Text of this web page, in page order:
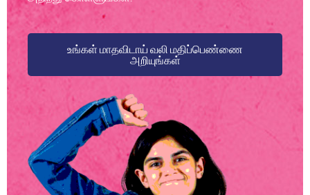
உங்கள் மாதவிடாய் வலி மதிப்பெண்ணை
அறியுங்கள்